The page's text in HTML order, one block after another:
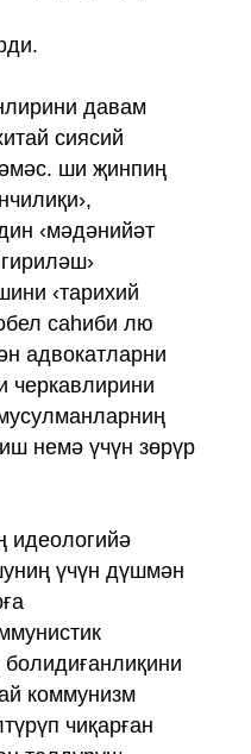
давам
сиясий
ши җинпиң
‹мәдәнийәт
‹тарихий
саһиби лю
адвокатларни
черкавлирини
немә үчүн зөрүр
идеологийә
үчүн дүшмән
коммунизм
чиқарған